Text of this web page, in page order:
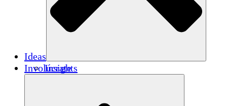
Ideas
Insights
Involúcrate